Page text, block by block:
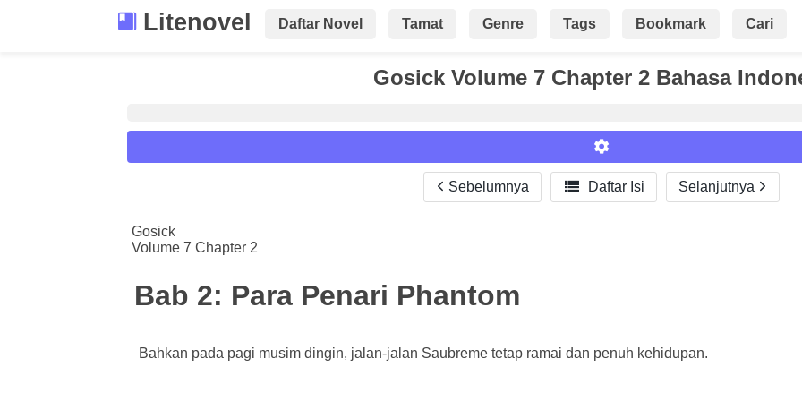
Litenovel Daftar Novel Tamat Genre Tags Bookmark Cari
Gosick Volume 7 Chapter 2 Bahasa
Font :
Titillium Web
Size :
Sebelumnya  Daftar Isi Selanjutnya
Gosick
Volume 7 Chapter 2
Bab 2: Para Penari Phantom
Bahkan pada pagi musim dingin, jalan-jalan Saubreme tetap ramai dan penuh kehidupan.